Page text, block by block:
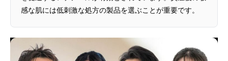
感な肌には低刺激な処方の製品を選ぶことが重要です。